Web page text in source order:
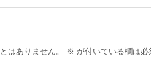
はありません。 ※ が付いている欄は必